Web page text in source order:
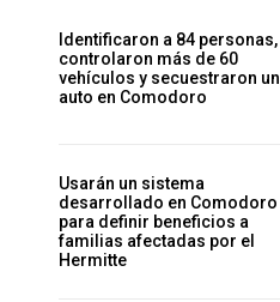
Identificaron a 84 personas,
controlaron más de 60
vehículos y secuestraron un
auto en Comodoro
Usarán un sistema
desarrollado en Comodoro
para definir beneficios a
familias afectadas por el
Hermitte